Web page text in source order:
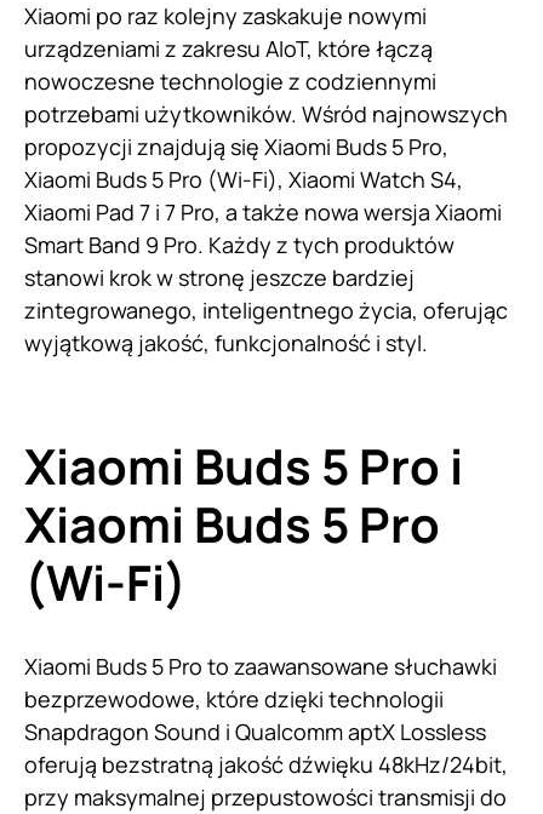
Xiaomi po raz kolejny zaskakuje nowymi
urządzeniami z zakresu AIoT, które łączą
nowoczesne technologie z codziennymi
potrzebami użytkowników. Wśród najnowszych
propozycji znajdują się Xiaomi Buds 5 Pro,
Xiaomi Buds 5 Pro (Wi-Fi), Xiaomi Watch S4,
Xiaomi Pad 7 i 7 Pro, a także nowa wersja Xiaomi
Smart Band 9 Pro. Każdy z tych produktów
stanowi krok w stronę jeszcze bardziej
zintegrowanego, inteligentnego życia, oferując
wyjątkową jakość, funkcjonalność i styl.
Xiaomi Buds 5 Pro i
Xiaomi Buds 5 Pro
(Wi-Fi)
Xiaomi Buds 5 Pro to zaawansowane słuchawki
bezprzewodowe, które dzięki technologii
Snapdragon Sound i Qualcomm aptX Lossless
oferują bezstratną jakość dźwięku 48kHz/24bit,
przy maksymalnej przepustowości transmisji do